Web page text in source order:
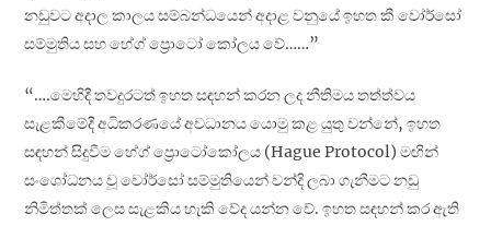
නඩුවට අදාල කාලය සම්බන්ධයෙන් අදාළ වනුයේ ඉහත කී වෝර්සෝ
සම්මුතිය සහ හේග් ප්‍රොටෝ කෝලය වේ……”
“….මෙහිදී තවදුරටත් ඉහත සඳහන් කරන ලද නීතිමය තත්ත්වය
සැළකීමේදී අධිකරණයේ අවධානය යොමු කළ යුතු වන්නේ, ඉහත
සඳහන් සිදුවීම හේග් ප්‍රොටෝකෝලය (Hague Protocol) මඟින්
සංශෝධනය වූ වෝර්සෝ සම්මුතියෙන් වන්දි ලබා ගැනීමට නඩු
නිමිත්තක් ලෙස සැළකිය හැකි වේද යන්න වේ. ඉහත සඳහන් කර ඇති